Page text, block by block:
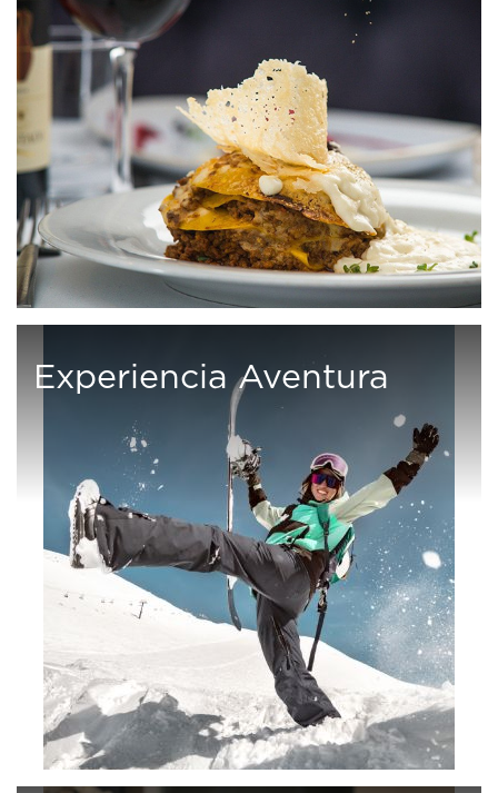
Experiencia Aventura